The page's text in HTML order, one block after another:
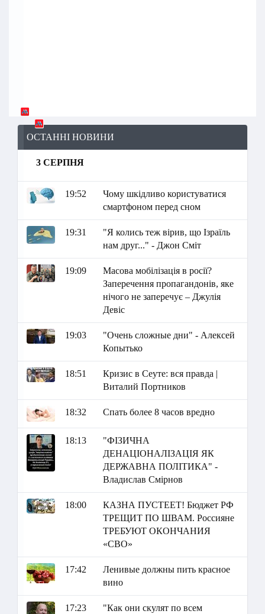
ОСТАННІ НОВИНИ
3 СЕРПНЯ
19:52
Чому шкідливо користуватися
смартфоном перед сном
19:31
"Я колись теж вірив, що Ізраїль
нам друг..." - Джон Сміт
19:09
Масова мобілізація в росії?
Заперечення пропагандонів, яке
нічого не заперечує – Джулія
Девіс
19:03
"Очень сложные дни" - Алексей
Копытько
18:51
Кризис в Сеуте: вся правда |
Виталий Портников
18:32 Спать более 8 часов вредно
18:13
"ФІЗИЧНА
ДЕНАЦІОНАЛІЗАЦІЯ ЯК
ДЕРЖАВНА ПОЛІТИКА" -
Владислав Смірнов
18:00
КАЗНА ПУСТЕЕТ! Бюджет РФ
ТРЕЩИТ ПО ШВАМ. Россияне
ТРЕБУЮТ ОКОНЧАНИЯ
«СВО»
17:42
Ленивые должны пить красное
вино
17:23
"Как они скулят по всем